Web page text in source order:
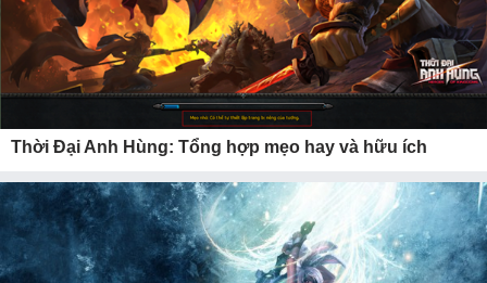
Thời Đại Anh Hùng: Tổng hợp mẹo hay và hữu ích